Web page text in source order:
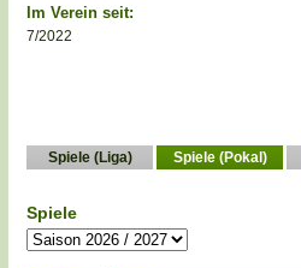
Im Verein seit:
7/2022
Spiele (Liga) Spiele (Pokal)
Spiele